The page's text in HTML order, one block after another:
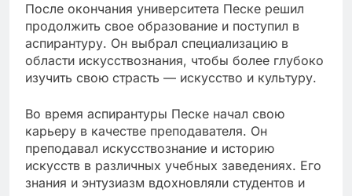
После окончания университета Песке решил
продолжить свое образование и поступил в
аспирантуру. Он выбрал специализацию в
области искусствознания, чтобы более глубоко
изучить свою страсть — искусство и культуру.
Во время аспирантуры Песке начал свою
карьеру в качестве преподавателя. Он
преподавал искусствознание и историю
искусств в различных учебных заведениях. Его
знания и энтузиазм вдохновляли студентов и